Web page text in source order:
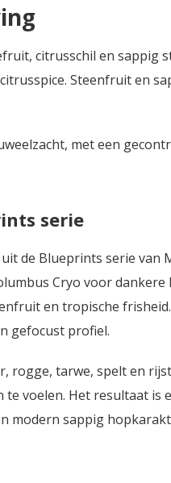
citrusschil en
Steenfruit en
met een
serie
uit de Blueprints serie
Cryo voor
en tropische
gefocust profiel.
rogge, tarwe, spelt en
voelen. Het resultaat
modern sappig